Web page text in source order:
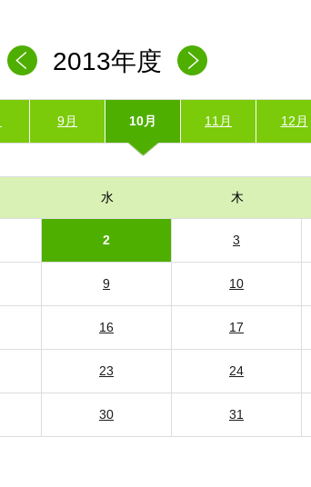
2013年度
9月 10月 11月 12月
水 木
2 3
9 10
16 17
23 24
30 31